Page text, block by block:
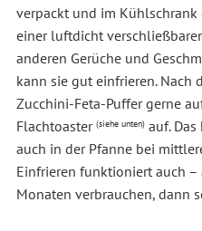
verpackt und im
einer luftdicht
anderen Gerüche und
kann sie gut einfrieren. Nach
Zucchini-Feta-Puffer gerne
Flachtoaster (siehe unten)auf. Das
auch in der Pfanne bei
Einfrieren funktioniert auch
Monaten verbrauchen, dann